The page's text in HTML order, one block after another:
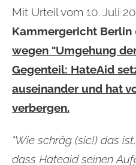
Mit Urteil vom 10. Juli
Kammergericht Berlin
wegen "Umgehung
Gegenteil: HateAid
auseinander und hat
verbergen.
"Wie schräg (sic!) das
dass Hateaid seinen